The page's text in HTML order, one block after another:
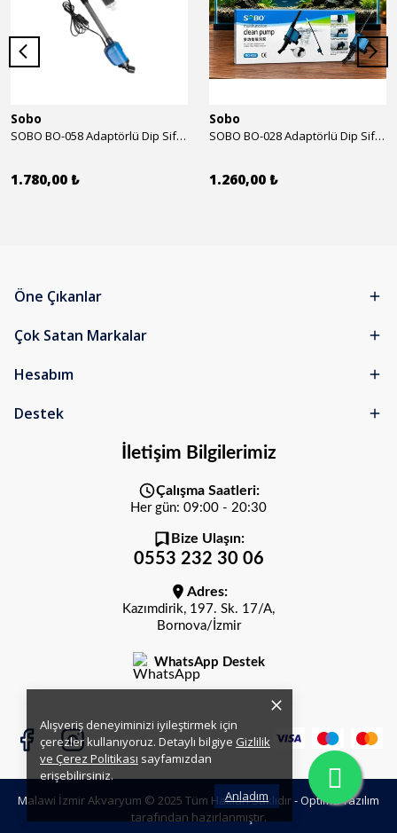
Alışveriş deneyiminizi iyileştirmek için
çerezler kullanıyoruz. Detaylı bilgiye Gizlilik
ve Çerez Politikası sayfamızdan
erişebilirsiniz.
Anladım
Sobo
SOBO BO-058 Adaptörlü Dip Sifonu 2000 Lth 32 W
1.780,00 ₺
Sobo
SOBO BO-028 Adaptörlü Dip Sifonu 1700 Lth 28 W
1.260,00 ₺
Öne Çıkanlar
Çok Satan Markalar
Hesabım
Destek
İletişim Bilgilerimiz
Çalışma Saatleri:
Her gün: 09:00 - 20:30
Bize Ulaşın:
0553 232 30 06
Adres:
Kazımdirik, 197. Sk. 17/A,
Bornova/İzmir
WhatsApp Destek
Malawi İzmir Akvaryum © 2025 Tüm Hakları Saklıdır -Optima Yazılım
tarafından hazırlanmıştır.